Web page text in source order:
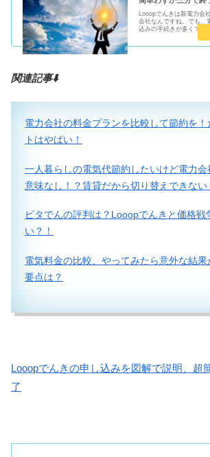
Looopでんきは新電力会
会社なんですね。でも、
込みの手続きが多くて面
てついつい躊躇してしま
関連記事⬇️
電力会社の料金プランを比較して節約を！
トはやばい！
一人暮らしの電気代節約したいけど電力会
意味なし！？賃貸だから切り替えできない
ピタでんの評判は？Looopでんきと価格戦
い？！
電気料金の比較、やってみたら意外な結
要点は？
Looopでんきの申し込みを図解で説明、超
了